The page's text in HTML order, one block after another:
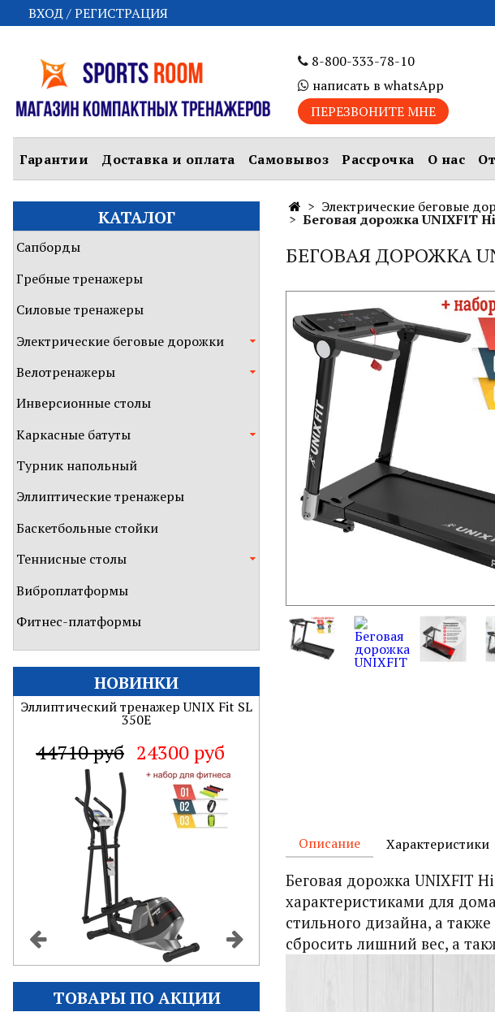
ВХОД / РЕГИСТРАЦИЯ
8-800-333-78-10
написать в whatsApp
ПЕРЕЗВОНИТЕ МНЕ
Гарантии Доставка и оплата Самовывоз Рассрочка О нас
КАТАЛОГ
Сапборды
Гребные тренажеры
Силовые тренажеры
Электрические беговые дорожки
Велотренажеры
Инверсионные столы
Каркасные батуты
Турник напольный
Эллиптические тренажеры
Баскетбольные стойки
Теннисные столы
Виброплатформы
Фитнес-платформы
НОВИНКИ
Эллиптический тренажер UNIX Fit SL
350Е
44710 руб 24300 руб
ТОВАРЫ ПО АКЦИИ
Электрические беговые
Беговая дорожка UNIXFIT
БЕГОВАЯ ДОРОЖКА
Описание
Беговая дорожка UNIXFIT
характеристиками для
стильного дизайна, а
сбросить лишний вес, а
Характеристики